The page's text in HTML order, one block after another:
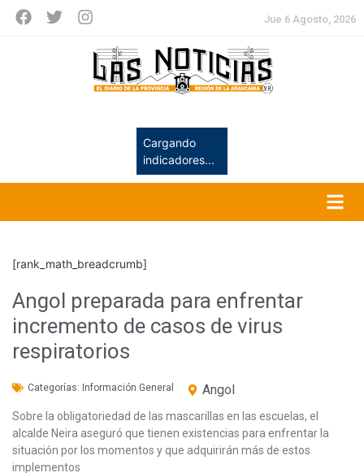
Jue 6 Agosto, 2026
Cargando
indicadores...
[rank_math_breadcrumb]
Angol preparada para enfrentar
incremento de casos de virus
respiratorios
Categorías: Información General Angol
Sobre la obligatoriedad de las mascarillas en las escuelas, el
alcalde Neira aseguró que tienen existencias para enfrentar la
situación por los momentos y que adquirirán más de estos
implementos